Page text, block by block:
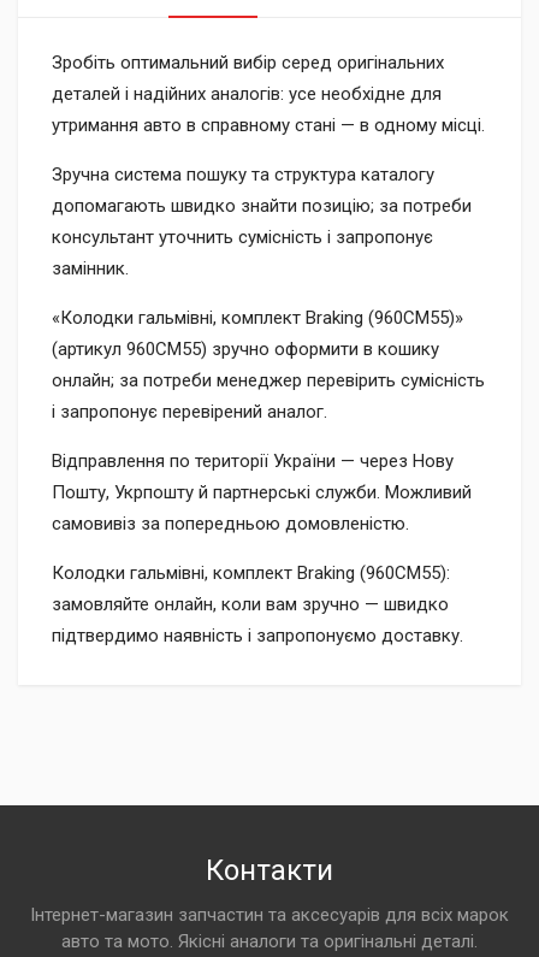
Зробіть оптимальний вибір серед оригінальних
деталей і надійних аналогів: усе необхідне для
утримання авто в справному стані — в одному місці.
Зручна система пошуку та структура каталогу
допомагають швидко знайти позицію; за потреби
консультант уточнить сумісність і запропонує
замінник.
«Колодки гальмівні, комплект Braking (960CM55)»
(артикул 960CM55) зручно оформити в кошику
онлайн; за потреби менеджер перевірить сумісність
і запропонує перевірений аналог.
Відправлення по території України — через Нову
Пошту, Укрпошту й партнерські служби. Можливий
самовивіз за попередньою домовленістю.
Колодки гальмівні, комплект Braking (960CM55):
замовляйте онлайн, коли вам зручно — швидко
підтвердимо наявність і запропонуємо доставку.
Контакти
Інтернет-магазин запчастин та аксесуарів для всіх марок
авто та мото. Якісні аналоги та оригінальні деталі.